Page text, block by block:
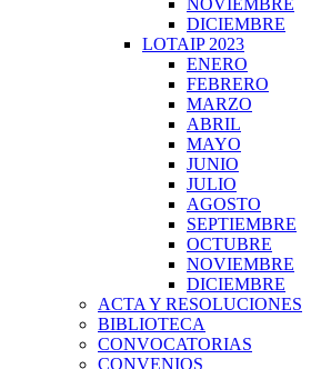
NOVIEMBRE
DICIEMBRE
LOTAIP 2023
ENERO
FEBRERO
MARZO
ABRIL
MAYO
JUNIO
JULIO
AGOSTO
SEPTIEMBRE
OCTUBRE
NOVIEMBRE
DICIEMBRE
ACTA Y RESOLUCIONES
BIBLIOTECA
CONVOCATORIAS
CONVENIOS